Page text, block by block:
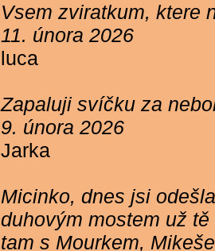
Vsem zviratkum, ktere
11. února 2026
luca
Zapaluji svíčku za
9. února 2026
Jarka
Micinko, dnes jsi
duhovým mostem už
tam s Mourkem,